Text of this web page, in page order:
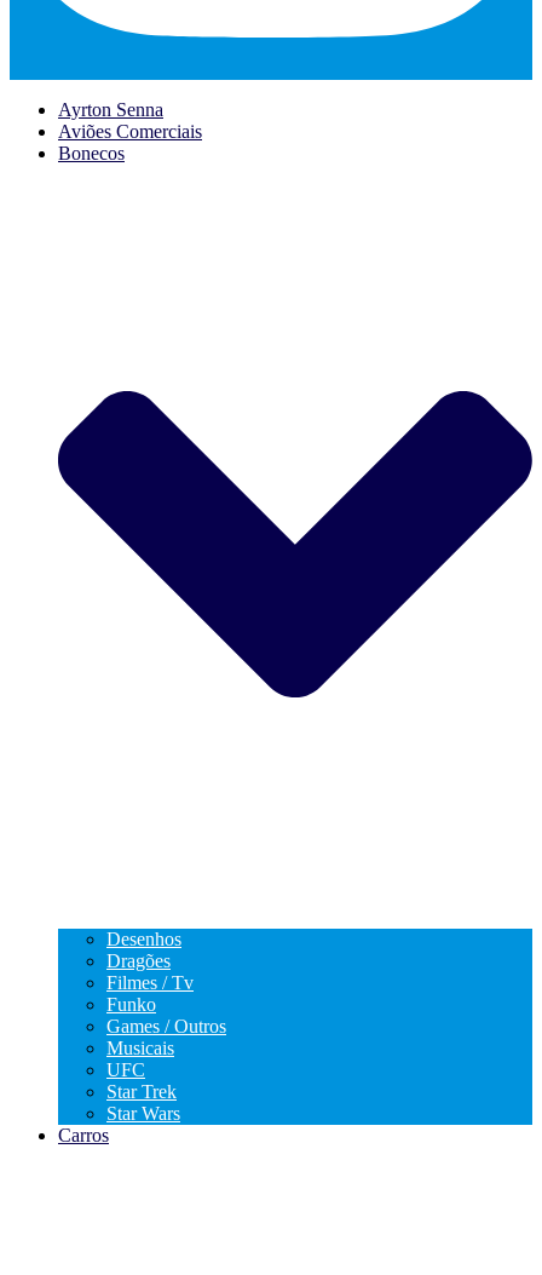
Ayrton Senna
Aviões Comerciais
Bonecos
Desenhos
Dragões
Filmes / Tv
Funko
Games / Outros
Musicais
UFC
Star Trek
Star Wars
Carros